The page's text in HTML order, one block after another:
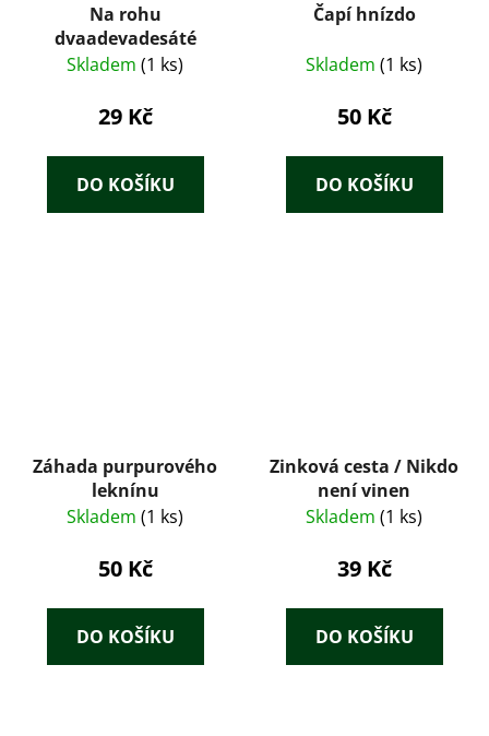
Na rohu
dvaadevadesáté
Skladem (1 ks)
29 Kč
DO KOŠÍKU
Čapí hnízdo
Skladem (1 ks)
50 Kč
DO KOŠÍKU
Záhada purpurového
leknínu
Skladem (1 ks)
50 Kč
DO KOŠÍKU
Zinková cesta / Nikdo
není vinen
Skladem (1 ks)
39 Kč
DO KOŠÍKU